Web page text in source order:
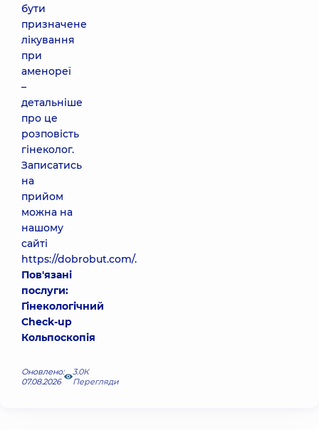
бути
призначене
лікування
при
аменореї
–
детальніше
про це
розповість
гінеколог.
Записатись
на
прийом
можна на
нашому
сайті
https://dobrobut.com/.
Пов'язані
послуги:
Гінекологічний
Check-up
Кольпоскопія
Оновлено:
07.08.2026
3.0К
Перегляди